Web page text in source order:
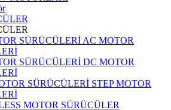
AC MOTOR
DC MOTOR
STEP MOTOR